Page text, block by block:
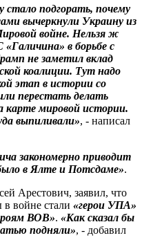
стало подгорать, почему
вычеркнули Украину из
войне. Нельзя ж
в борьбе с
не заметил вклад
коалиции. Тут надо
этап в истории со
перестать делать
карте мировой истории.
выпиливали», - написал
закономерно приводит
в Ялте и Потсдаме».
Арестович, заявил, что
войне стали «герои УПА»
ВОВ». «Как сказал бы
подняли», - добавил